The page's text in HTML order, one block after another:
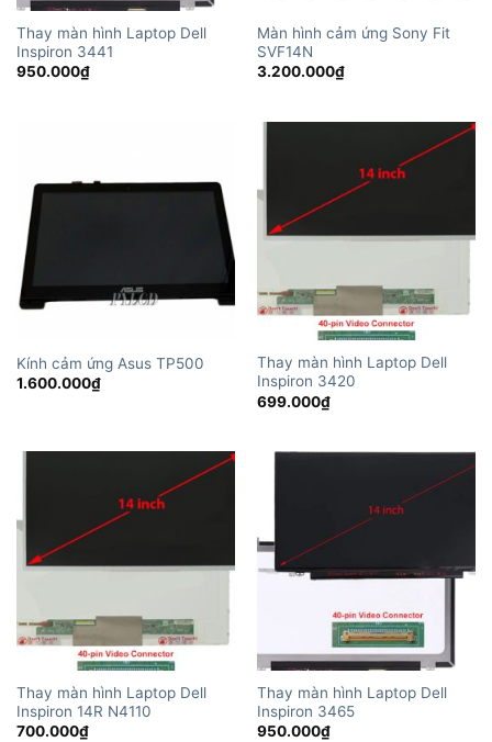
Thay màn hình Laptop Dell
Inspiron 3441
950.000₫
Màn hình cảm ứng Sony Fit
SVF14N
3.200.000₫
Kính cảm ứng Asus TP500
1.600.000₫
Thay màn hình Laptop Dell
Inspiron 3420
699.000₫
Thay màn hình Laptop Dell
Inspiron 14R N4110
700.000₫
Thay màn hình Laptop Dell
Inspiron 3465
950.000₫